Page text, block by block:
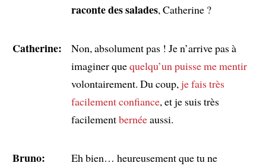
raconte des salades, Catherine ?
Catherine:
Non, absolument pas ! Je n’arrive pas à
imaginer quequelqu’un puisse me mentir
volontairement. Du coup, je fais très
facilement confiance, et je suis très
facilementbernéeaussi.
Bruno:
Eh bien… heureusement que tu ne